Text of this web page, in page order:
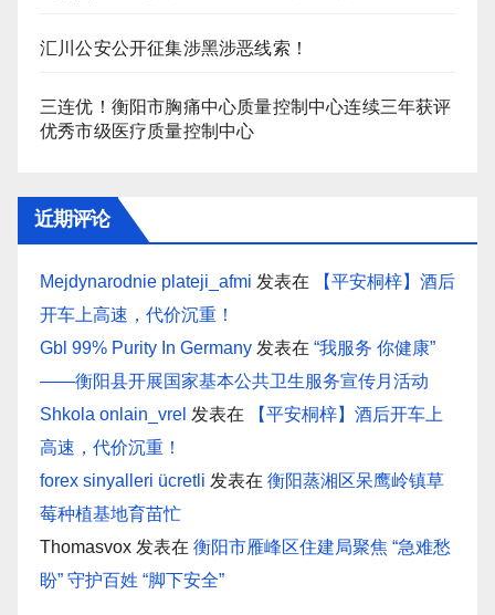
汇川公安公开征集涉黑涉恶线索！
三连优！衡阳市胸痛中心质量控制中心连续三年获评
优秀市级医疗质量控制中心
近期评论
Mejdynarodnie plateji_afmi 发表在
【平安桐梓】酒后
开车上高速，代价沉重！
Gbl 99% Purity In Germany 发表在 “我服务 你健康”
——衡阳县开展国家基本公共卫生服务宣传月活动
Shkola onlain_vrel 发表在
【平安桐梓】酒后开车上
高速，代价沉重！
forex sinyalleri ücretli 发表在 衡阳蒸湘区呆鹰岭镇草
莓种植基地育苗忙
Thomasvox 发表在 衡阳市雁峰区住建局聚焦 “急难愁
盼” 守护百姓 “脚下安全”